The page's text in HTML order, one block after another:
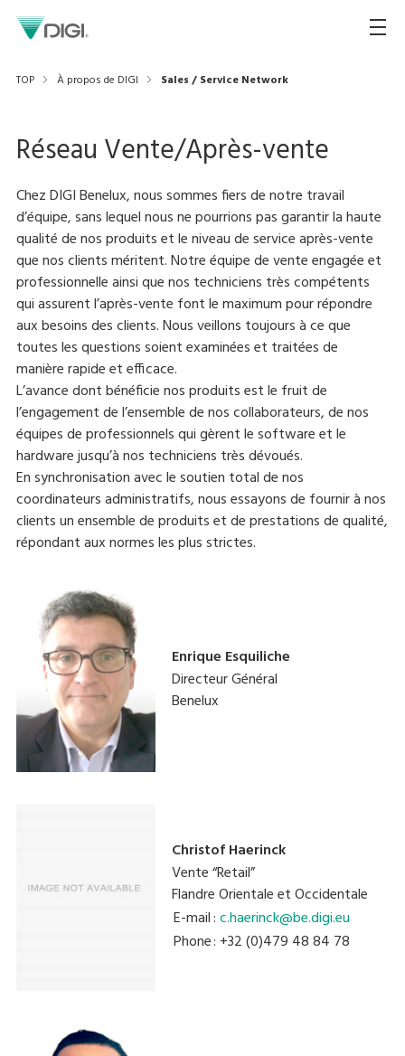
TOP À propos de DIGI Sales / Service Network
Réseau Vente/Après-vente
Chez DIGI Benelux, nous sommes fiers de notre travail
d’équipe, sans lequel nous ne pourrions pas garantir la haute
qualité de nos produits et le niveau de service après-vente
que nos clients méritent. Notre équipe de vente engagée et
professionnelle ainsi que nos techniciens très compétents
qui assurent l’après-vente font le maximum pour répondre
aux besoins des clients. Nous veillons toujours à ce que
toutes les questions soient examinées et traitées de
manière rapide et efficace.
L’avance dont bénéficie nos produits est le fruit de
l’engagement de l’ensemble de nos collaborateurs, de nos
équipes de professionnels qui gèrent le software et le
hardware jusqu’à nos techniciens très dévoués.
En synchronisation avec le soutien total de nos
coordinateurs administratifs, nous essayons de fournir à nos
clients un ensemble de produits et de prestations de qualité,
répondant aux normes les plus strictes.
Enrique Esquiliche
Directeur Général
Benelux
Christof Haerinck
Vente “Retail”
Flandre Orientale et Occidentale
E-mail:c.haerinck@be.digi.eu
Phone: +32 (0)479 48 84 78